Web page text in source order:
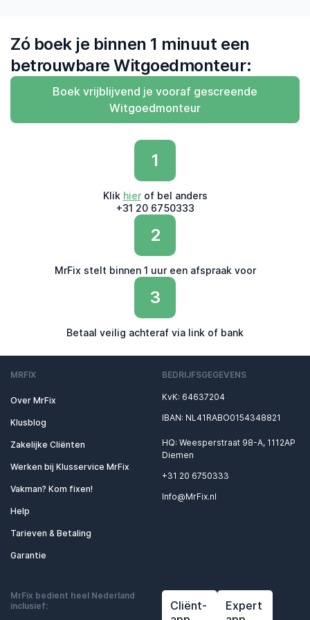
Zó boek je binnen 1 minuut een
betrouwbare Witgoedmonteur:
Boek vrijblijvend je vooraf gescreende
Witgoedmonteur
1
Klik hierof bel anders
+31 20 6750333
2
MrFix stelt binnen 1 uur een afspraak voor
3
Betaal veilig achteraf via link of bank
MRFIX
Over MrFix
Klusblog
Zakelijke Cliënten
Werken bij Klusservice MrFix
Vakman? Kom fixen!
Help
Tarieven & Betaling
Garantie
BEDRIJFSGEGEVENS
KvK: 64637204
IBAN: NL41RABO0154348821
HQ: Weesperstraat 98-A, 1112AP
Diemen
+31 20 6750333
Info@MrFix.nl
MrFix bedient heel Nederland
inclusief:
Cliënt-
Expert